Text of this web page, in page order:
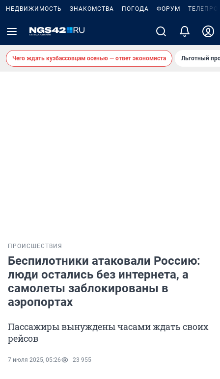
НЕДВИЖИМОСТЬ ЗНАКОМСТВА ПОГОДА ФОРУМ
Чего ждать кузбассовцам осенью — ответ экономиста Льготный
ПРОИСШЕСТВИЯ
Беспилотники атаковали Россию:
люди остались без интернета, а
самолеты заблокированы в
аэропортах
Пассажиры вынуждены часами ждать своих
рейсов
7 июля 2025, 05:26 23 955